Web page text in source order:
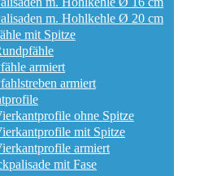
m. Hohlkehle Ø 20 cm
mit Spitze
armiert
armiert
ohne Spitze
mit Spitze
armiert
mit Fase